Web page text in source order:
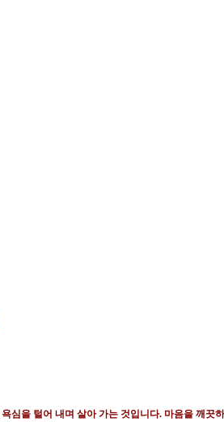
욕심을 털어 내며 살아 가는 것입니다. 마음을 깨끗